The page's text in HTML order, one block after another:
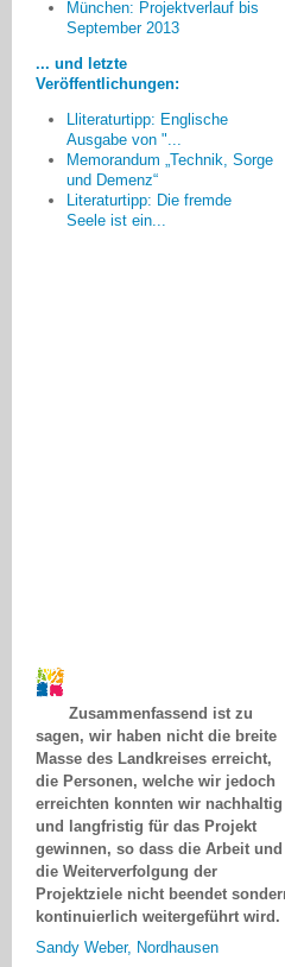
München: Projektverlauf bis
September 2013
... und letzte
Veröffentlichungen:
Lliteraturtipp: Englische
Ausgabe von "...
Memorandum „Technik, Sorge
und Demenz“
Literaturtipp: Die fremde
Seele ist ein...
Betreuungsangebote am
Wochenende und in der Nacht.
Monika Sandjon, Düren
sagen, wir haben nicht die breite
Masse des Landkreises erreicht,
die Personen, welche wir jedoch
erreichten konnten wir nachhaltig
und langfristig für das Projekt
gewinnen, so dass die Arbeit und
die Weiterverfolgung der
Projektziele nicht beendet sondern
kontinuierlich weitergeführt wird.
Sandy Weber, Nordhausen